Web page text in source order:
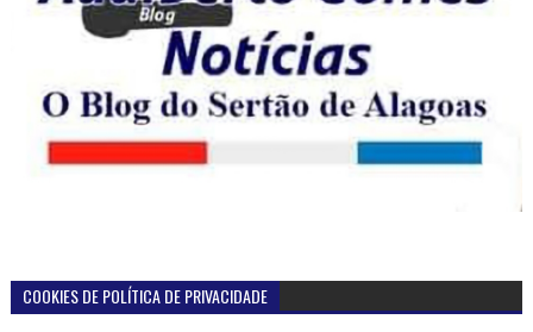
COOKIES DE POLÍTICA DE PRIVACIDADE